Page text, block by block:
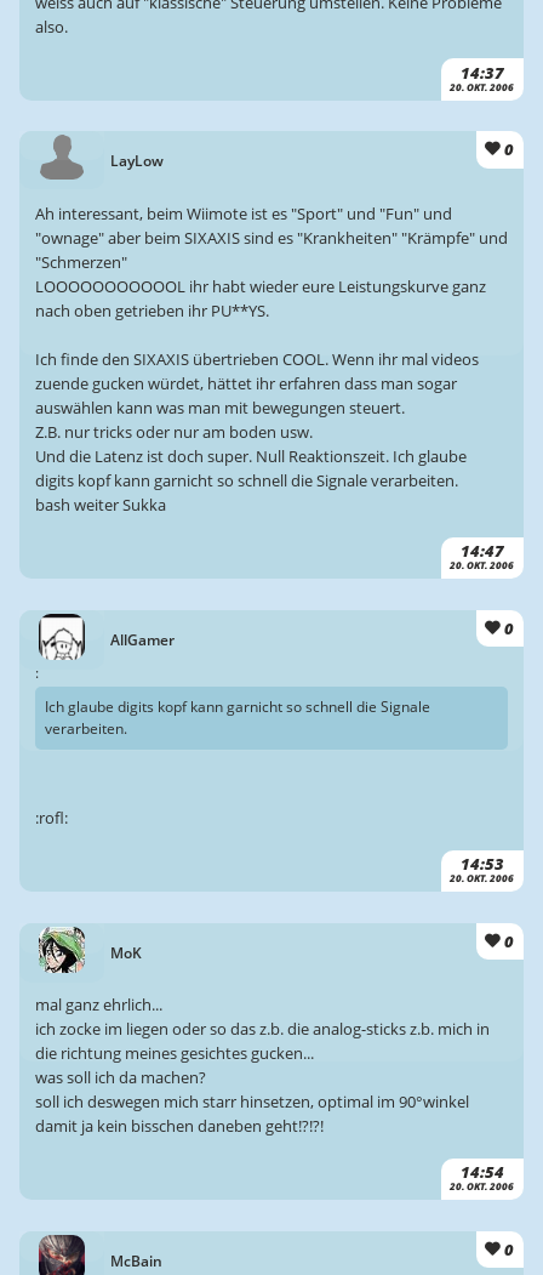
14:37
20. OKT. 2006
also.
LayLow 0
14:47
20. OKT. 2006
Ah interessant, beim Wiimote ist es "Sport" und "Fun" und
"ownage" aber beim SIXAXIS sind es "Krankheiten" "Krämpfe" und
"Schmerzen"
LOOOOOOOOOOOL ihr habt wieder eure Leistungskurve ganz
nach oben getrieben ihr PU**YS.
Ich finde den SIXAXIS übertrieben COOL. Wenn ihr mal videos
zuende gucken würdet, hättet ihr erfahren dass man sogar
auswählen kann was man mit bewegungen steuert.
Z.B. nur tricks oder nur am boden usw.
Und die Latenz ist doch super. Null Reaktionszeit. Ich glaube
digits kopf kann garnicht so schnell die Signale verarbeiten.
bash weiter Sukka
AllGamer
0
14:53
20. OKT. 2006
:
Ich glaube digits kopf kann garnicht so schnell die Signale
verarbeiten.
:rofl:
MoK
0
14:54
20. OKT. 2006
mal ganz ehrlich...
ich zocke im liegen oder so das z.b. die analog-sticks z.b. mich in
die richtung meines gesichtes gucken...
was soll ich da machen?
soll ich deswegen mich starr hinsetzen, optimal im 90°winkel
damit ja kein bisschen daneben geht!?!?!
McBain
0